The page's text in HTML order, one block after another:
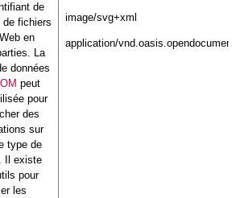
de
de fichiers
en
La
données
peut
pour
des
sur
type de
Il existe
pour
les
image/svg+xml
application/